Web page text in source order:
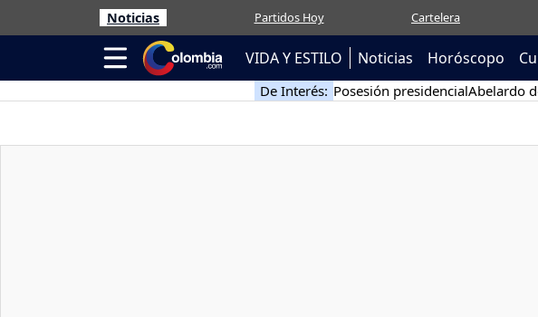
Noticias Partidos Hoy Cartelera
VIDA Y ESTILO Noticias Horóscopo
De Interés: Posesión presidencialAbelardo